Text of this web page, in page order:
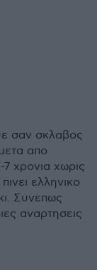
σαν σκλαβος
απο
χρονια χωρις
ελληνικο
Συνεπως
αναρτησεις